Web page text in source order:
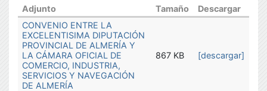
Adjunto Tamaño
Descargar
CONVENIO ENTRE LA
EXCELENTISIMA DIPUTACIÓN
PROVINCIAL DE ALMERÍA Y
LA CÁMARA OFICIAL DE
COMERCIO, INDUSTRIA,
SERVICIOS Y NAVEGACIÓN
DE ALMERÍA
867 KB [descargar]